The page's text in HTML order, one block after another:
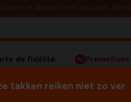
Ouvert le dimanche et les jours fériés
de fidélité Promotions
un gazon vert
takken reiken niet zo ver